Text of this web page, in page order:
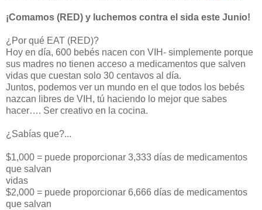
¡Comamos (RED) y luchemos contra el sida este Junio!
¿Por qué EAT (RED)?
Hoy en día, 600 bebés nacen con VIH- simplemente porque
sus madres no tienen acceso a medicamentos que salven
vidas que cuestan solo 30 centavos al día.
Juntos, podemos ver un mundo en el que todos los bebés
nazcan libres de VIH, tú haciendo lo mejor que sabes
hacer…. Ser creativo en la cocina.
¿Sabías que?...
$1,000 = puede proporcionar 3,333 días de medicamentos
que salvan
vidas
$2,000 = puede proporcionar 6,666 días de medicamentos
que salvan